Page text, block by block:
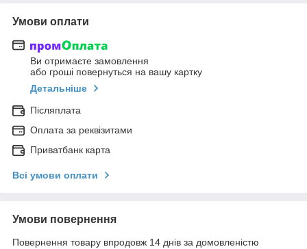
Умови оплати
Ви отримаєте замовлення
або гроші повернуться на вашу картку
Детальніше
Післяплата
Оплата за реквізитами
Приватбанк карта
Всі умови оплати
Умови повернення
Повернення товару впродовж 14 днів за домовленістю